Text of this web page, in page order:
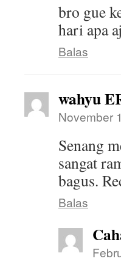
bro gue
hari apa
Balas
wahyu
November
Senang
sangat
bagus.
Balas